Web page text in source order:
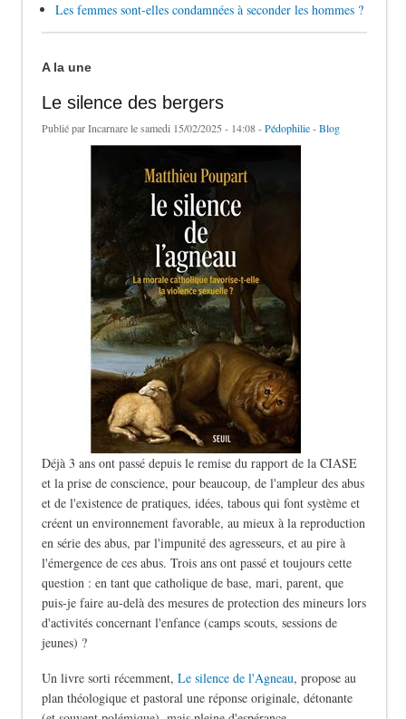
Les femmes sont-elles condamnées à seconder les hommes ?
A la une
Le silence des bergers
Publié parIncarnarele samedi 15/02/2025 - 14:08 -Pédophilie-Blog
Déjà 3 ans ont passé depuis le remise du rapport de la CIASE
et la prise de conscience, pour beaucoup, de l'ampleur des abus
et de l'existence de pratiques, idées, tabous qui font système et
créent un environnement favorable, au mieux à la reproduction
en série des abus, par l'impunité des agresseurs, et au pire à
l'émergence de ces abus. Trois ans ont passé et toujours cette
question : en tant que catholique de base, mari, parent, que
puis-je faire au-delà des mesures de protection des mineurs lors
d'activités concernant l'enfance (camps scouts, sessions de
jeunes) ?
Un livre sorti récemment, Le silence de l'Agneau, propose au
plan théologique et pastoral une réponse originale, détonante